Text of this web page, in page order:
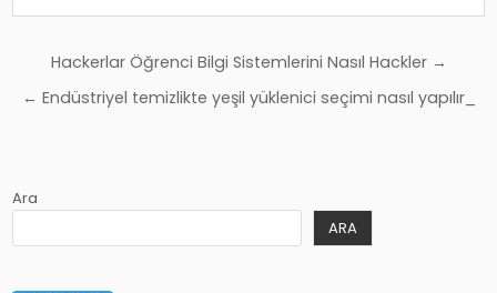
Yazı
gezinmesi
Hackerlar Öğrenci Bilgi Sistemlerini Nasıl Hackler →
← Endüstriyel temizlikte yeşil yüklenici seçimi nasıl yapılır_
Ara
ARA